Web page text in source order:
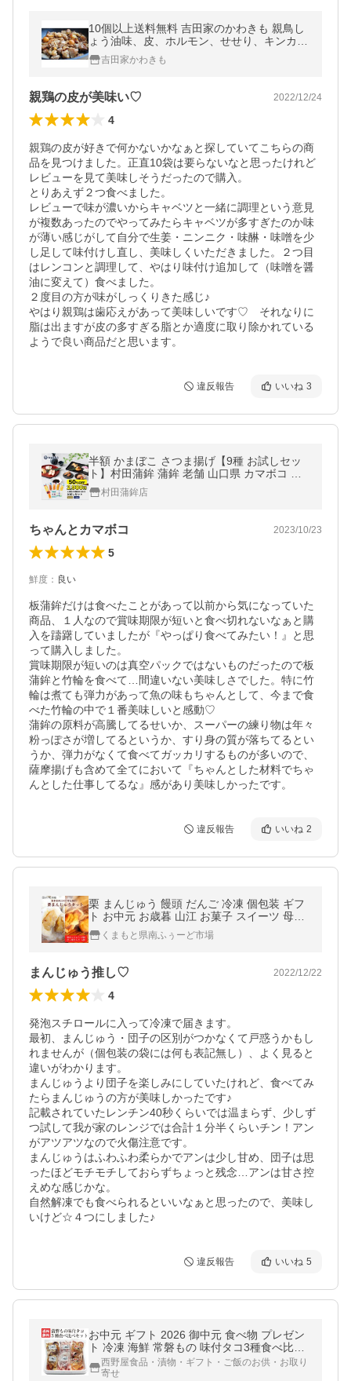
10個以上送料無料 吉田家のかわきも 親鳥し
ょう油味、皮、ホルモン、せせり、キンカン
けいちゃん 岐阜 郡上八幡 焼肉、バーベキ
ュー、お酒のおつまみに！
吉田家かわきも
親鶏の皮が美味い♡ 2022/12/24
4
親鶏の皮が好きで何かないかなぁと探していてこちらの商
品を見つけました。正直10袋は要らないなと思ったけれど
レビューを見て美味しそうだったので購入。
とりあえず２つ食べました。
レビューで味が濃いからキャベツと一緒に調理という意見
が複数あったのでやってみたらキャベツが多すぎたのか味
が薄い感じがして自分で生姜・ニンニク・味醂・味噌を少
し足して味付けし直し、美味しくいただきました。２つ目
はレンコンと調理して、やはり味付け追加して（味噌を醤
油に変えて）食べました。
２度目の方が味がしっくりきた感じ♪
やはり親鶏は歯応えがあって美味しいです♡　それなりに
脂は出ますが皮の多すぎる脂とか適度に取り除かれている
ようで良い商品だと思います。
違反報告 いいね 3
半額 かまぼこ さつま揚げ【9種 お試しセッ
ト】村田蒲鉾 蒲鉾 老舗 山口県 カマボコ ギ
フト おつまみ お祝い お返し お歳暮 ポイン
ト利用
村田蒲鉾店
ちゃんとカマボコ 2023/10/23
5
鮮度 ： 良い
板蒲鉾だけは食べたことがあって以前から気になっていた
商品、１人なので賞味期限が短いと食べ切れないなぁと購
入を躊躇していましたが『やっぱり食べてみたい！』と思
って購入しました。
賞味期限が短いのは真空パックではないものだったので板
蒲鉾と竹輪を食べて…間違いない美味しさでした。特に竹
輪は煮ても弾力があって魚の味もちゃんとして、今まで食
べた竹輪の中で１番美味しいと感動♡
蒲鉾の原料が高騰してるせいか、スーパーの練り物は年々
粉っぽさが増してるというか、すり身の質が落ちてるとい
うか、弾力がなくて食べてガッカリするものが多いので、
薩摩揚げも含めて全てにおいて『ちゃんとした材料でちゃ
違反報告 いいね 2
栗 まんじゅう 饅頭 だんご 冷凍 個包装 ギフ
ト お中元 お歳暮 山江 お菓子 スイーツ 母の
日 父の日 栗まんじゅうセット
くまもと県南ふぅーど市場
まんじゅう推し♡ 2022/12/22
4
発泡スチロールに入って冷凍で届きます。
最初、まんじゅう・団子の区別がつかなくて戸惑うかもし
れませんが（個包装の袋には何も表記無し）、よく見ると
違いがわかります。
まんじゅうより団子を楽しみにしていたけれど、食べてみ
たらまんじゅうの方が美味しかったです♪
記載されていたレンチン40秒くらいでは温まらず、少しず
つ試して我が家のレンジでは合計１分半くらいチン！アン
がアツアツなので火傷注意です。
まんじゅうはふわふわ柔らかでアンは少し甘め、団子は思
ったほどモチモチしておらずちょっと残念…アンは甘さ控
えめな感じかな。
自然解凍でも食べられるといいなぁと思ったので、美味し
違反報告 いいね 5
お中元 ギフト 2026 御中元 食べ物 プレゼン
ト 冷凍 海鮮 常磐もの 味付タコ3種食べ比べ
福島 海産物 たこ 蛸 60代 70代 お取り寄せ
誕生日プレゼント
西野屋食品・漬物・ギフト・ご飯のお供・お取り
寄せ